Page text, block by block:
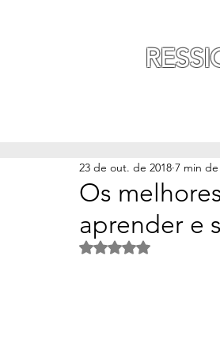
Os
aprender e
23 de out. de 2018 7 min
Avaliado com NaN